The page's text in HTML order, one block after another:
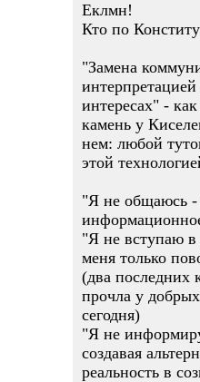
Еклмн!
Кто по
"Замена
интересах" -
камень у
нем: любой
этой
"Я не общаюсь -
"Я не вступаю в
меня только
(два последних
прочла у
сегодня)
"Я не
создавая
реальность в